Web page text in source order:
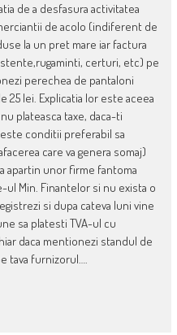
de a desfasura activitatea
de acolo (indiferent de
la un pret mare iar factura
certuri, etc) pe
perechea de pantaloni
25 lei. Explicatia lor este aceea
plateasca taxe, daca-ti
conditii preferabil sa
care va genera somaj)
apartin unor firme fantoma
ul Min. Finantelor si nu exista o
si dupa cateva luni vine
sa platesti TVA-ul cu
daca mentionezi standul de
tava furnizorul….